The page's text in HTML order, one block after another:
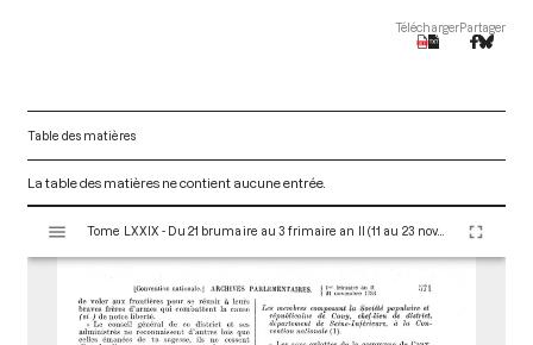
TéléchargerPartager
Table des matières
La table des matières ne contient aucune entrée.
s
Tome LXXIX - Du 21 brumaire au 3 frimaire an II (11 au 23 novembre 1793)